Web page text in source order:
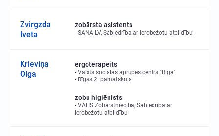
Zvirgzda
Iveta
zobārsta asistents
SANA LV, Sabiedrība ar ierobežotu atbildību
Krieviņa
Olga
ergoterapeits
Valsts sociālās aprūpes centrs "Rīga"
Rīgas 2. pamatskola
zobu higiēnists
VALIS Zobārstniecība, Sabiedrība ar
ierobežotu atbildību